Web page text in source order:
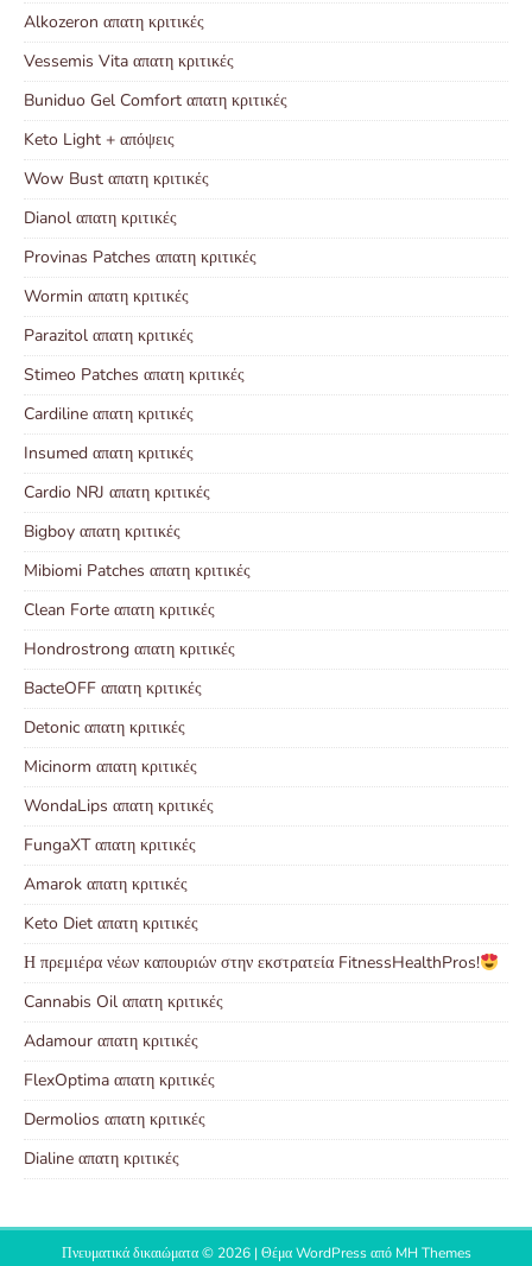
Alkozeron απατη κριτικές
Vessemis Vita απατη κριτικές
Buniduo Gel Comfort απατη κριτικές
Keto Light + απόψεις
Wow Bust απατη κριτικές
Dianol απατη κριτικές
Provinas Patches απατη κριτικές
Wormin απατη κριτικές
Parazitol απατη κριτικές
Stimeo Patches απατη κριτικές
Cardiline απατη κριτικές
Insumed απατη κριτικές
Cardio NRJ απατη κριτικές
Bigboy απατη κριτικές
Mibiomi Patches απατη κριτικές
Clean Forte απατη κριτικές
Hondrostrong απατη κριτικές
BacteOFF απατη κριτικές
Detonic απατη κριτικές
Micinorm απατη κριτικές
WondaLips απατη κριτικές
FungaXT απατη κριτικές
Amarok απατη κριτικές
Keto Diet απατη κριτικές
Η πρεμιέρα νέων καπουριών στην εκστρατεία FitnessHealthPros!
Cannabis Oil απατη κριτικές
Adamour απατη κριτικές
FlexOptima απατη κριτικές
Dermolios απατη κριτικές
Dialine απατη κριτικές
Πνευματικά δικαιώματα © 2026 | Θέμα WordPress από MH Themes